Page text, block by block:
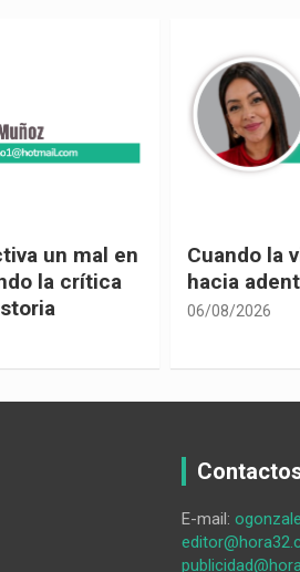
a mirar
Urnas,
vivir
05/08/2026
E-mail: